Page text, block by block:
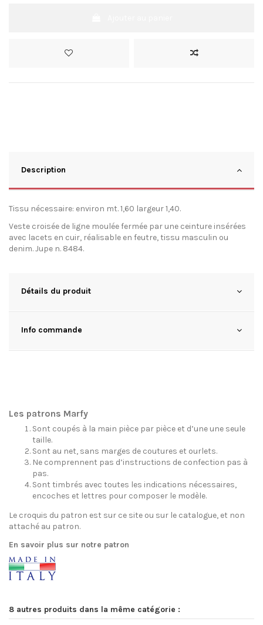
Description
Tissu nécessaire: environ mt. 1,60 largeur 1,40.
Veste croisée de ligne moulée fermée par une ceinture insérées
avec lacets en cuir, réalisable en feutre, tissu masculin ou
denim. Jupe n. 8484.
Détails du produit
Info commande
Les patrons Marfy
Sont coupés à la main pièce par pièce et d’une une seule
taille.
Sont au net, sans marges de coutures et ourlets.
Ne comprennent pas d’instructions de confection pas à
pas.
Sont timbrés avec toutes les indications nécessaires,
encoches et lettres pour composer le modèle.
Le croquis du patron est sur ce site ou sur le catalogue, et non
attaché au patron.
En savoir plus sur notre patron
8 autres produits dans la même catégorie :